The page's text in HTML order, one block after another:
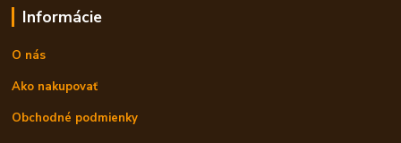
Informácie
O nás
Ako nakupovať
Obchodné podmienky